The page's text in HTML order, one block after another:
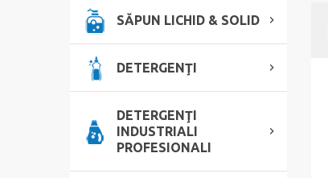
SĂPUN LICHID & SOLID
DETERGENŢI
DETERGENŢI
INDUSTRIALI
PROFESIONALI